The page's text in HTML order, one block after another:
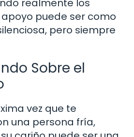
realmente los
apoyo puede ser como
pero siempre
Sobre el
vez que te
una persona fría,